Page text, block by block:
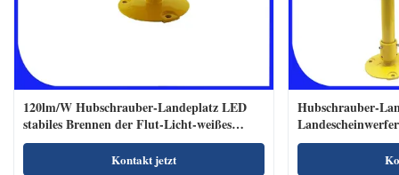
120lm/W Hubschrauber-Landeplatz LED
stabiles Brennen der Flut-Licht-weißes
Farbe110-240vac
Kontakt jetzt
Hubschrauber-
Polycarbonats-